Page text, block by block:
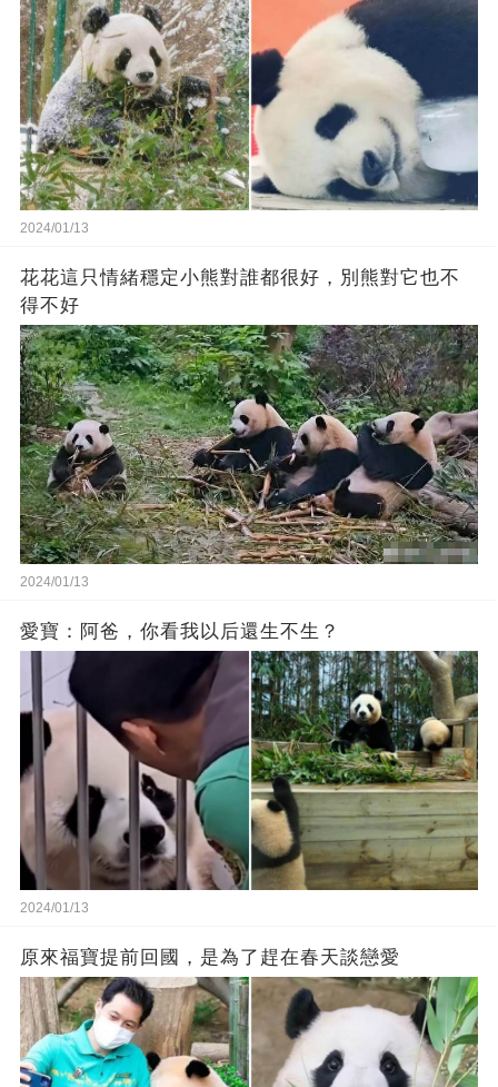
2024/01/13
花花這只情緒穩定小熊對誰都很好，別熊對它也不
得不好
2024/01/13
愛寶：阿爸，你看我以后還生不生？
2024/01/13
原來福寶提前回國，是為了趕在春天談戀愛